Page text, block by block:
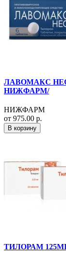
ЛАВОМАКС
НИЖФАРМ/
НИЖФАРМ
от 975.00 р.
В корзину
ТИЛОРАМ